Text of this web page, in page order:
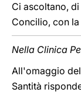
Ci ascoltano,
Concilio, con
Nella Clinica
All'omaggio
Santità